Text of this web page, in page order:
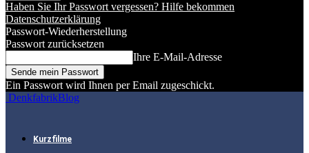
Haben Sie Ihr Passwort vergessen? Hilfe bekommen
Datenschutzerklärung
Passwort-Wiederherstellung
Passwort zurücksetzen
Ihre E-Mail-Adresse
Ein Passwort wird Ihnen per Email zugeschickt.
DenkfabrikBlog
Kurzfilme